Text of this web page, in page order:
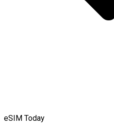
eSIM Today